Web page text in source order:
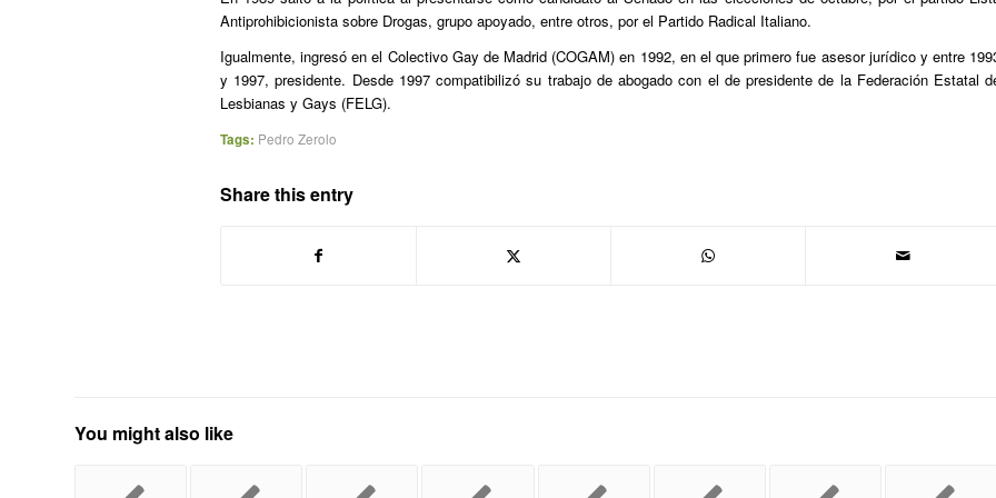
Antiprohibicionista sobre Drogas, grupo apoyado, entre otros, por el Partido Radical Italiano.
Igualmente, ingresó en el Colectivo Gay de Madrid (COGAM) en 1992, en el que primero fue asesor jurídico y entre
y 1997, presidente. Desde 1997 compatibilizó su trabajo de abogado con el de presidente de la Federación Estatal
Lesbianas y Gays (FELG).
Tags: Pedro Zerolo
Share this entry
You might also like